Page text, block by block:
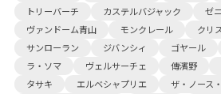
トリーバーチ
カステルバジャック ゼ
ヴァンドーム青山
モンクレール
クリ
サンローラン
ジバンシィ ゴヤール
ラ・ソマ
ヴェルサーチェ 傳濱野
タサキ
エルベシャプリエ ザ・ノース